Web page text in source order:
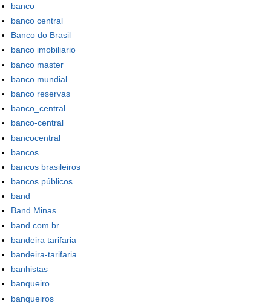
banco
banco central
Banco do Brasil
banco imobiliario
banco master
banco mundial
banco reservas
banco_central
banco-central
bancocentral
bancos
bancos brasileiros
bancos públicos
band
Band Minas
band.com.br
bandeira tarifaria
bandeira-tarifaria
banhistas
banqueiro
banqueiros